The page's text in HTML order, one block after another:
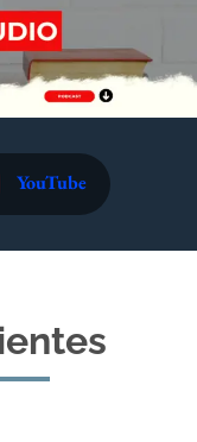
YouTube